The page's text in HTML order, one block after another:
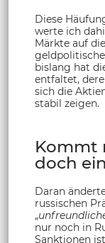
Diese
werte ich
Märkte auf
bislang hat
entfaltet,
sich die
stabil zeigen.
Kommt
doch
Daran
russischen
„
nur noch in
Sanktionen